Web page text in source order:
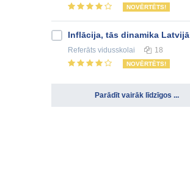
NOVĒRTĒTS!
Inflācija, tās dinamika Latvijā
Referāts vidusskolai 18
NOVĒRTĒTS!
Parādīt vairāk līdzīgos ...